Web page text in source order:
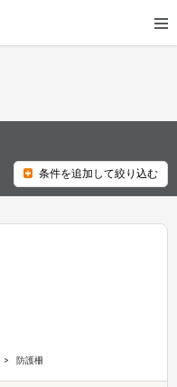
条件を追加して絞り込む
防護柵